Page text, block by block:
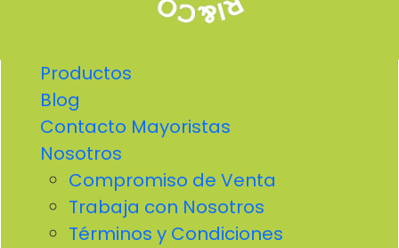
Productos
Blog
Contacto Mayoristas
Nosotros
Compromiso de Venta
Trabaja con Nosotros
Términos y Condiciones